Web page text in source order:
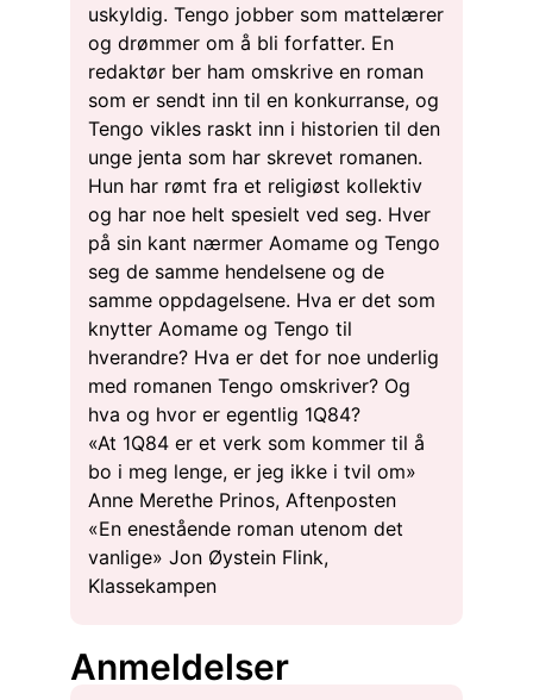
uskyldig. Tengo jobber som mattelærer
og drømmer om å bli forfatter. En
redaktør ber ham omskrive en roman
som er sendt inn til en konkurranse, og
Tengo vikles raskt inn i historien til den
unge jenta som har skrevet romanen.
Hun har rømt fra et religiøst kollektiv
og har noe helt spesielt ved seg. Hver
på sin kant nærmer Aomame og Tengo
seg de samme hendelsene og de
samme oppdagelsene. Hva er det som
knytter Aomame og Tengo til
hverandre? Hva er det for noe underlig
med romanen Tengo omskriver? Og
hva og hvor er egentlig 1Q84?
«At 1Q84 er et verk som kommer til å
bo i meg lenge, er jeg ikke i tvil om»
Anne Merethe Prinos, Aftenposten
«En enestående roman utenom det
vanlige» Jon Øystein Flink,
Klassekampen
Anmeldelser